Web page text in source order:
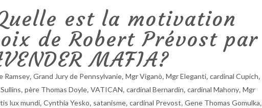
est la motivation
de Robert Prévost par
MAFIA?
Ramsey, Grand Jury de Pennsylvanie, Mgr Viganò, Mgr Eleganti, cardinal Cupich,
, père Thomas Doyle, VATICAN, cardinal Bernardin, cardinal Mahony, Mgr
lux mundi, Cynthia Yesko, satanisme, cardinal Prevost, Gene Thomas Gomulka,